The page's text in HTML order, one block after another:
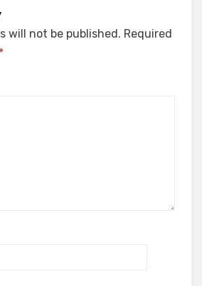
will not be published. Required
*